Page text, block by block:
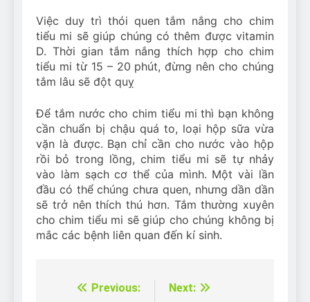
Việc duy trì thói quen tắm nắng cho chim
tiểu mi sẽ giúp chúng có thêm được vitamin
D. Thời gian tắm nắng thích hợp cho chim
tiểu mi từ 15 – 20 phút, đừng nên cho chúng
tắm lâu sẽ đột quỵ
Để tắm nước cho chim tiểu mi thì bạn không
cần chuẩn bị chậu quá to, loại hộp sữa vừa
vặn là được. Bạn chỉ cần cho nước vào hộp
rồi bỏ trong lồng, chim tiểu mi sẽ tự nhảy
vào làm sạch cơ thể của mình. Một vài lần
đầu có thể chúng chưa quen, nhưng dần dần
sẽ trở nên thích thú hơn. Tắm thường xuyên
cho chim tiểu mi sẽ giúp cho chúng không bị
mắc các bệnh liên quan đến kí sinh.
Điều
Previous:
Next: